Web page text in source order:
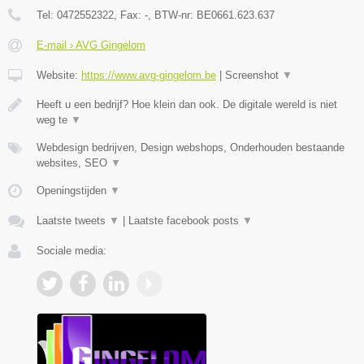
Tel: 0472552322, Fax: -, BTW-nr: BE0661.623.637
E-mail › AVG Gingelom
Website: https://www.avg-gingelom.be Screenshot ▼
Heeft u een bedrijf? Hoe klein dan ook. De digitale wereld is niet
weg te ▼
Webdesign bedrijven, Design webshops, Onderhouden bestaande
websites, SEO ▼
Openingstijden ▼
Laatste tweets ▼ Laatste facebook posts ▼
Sociale media: